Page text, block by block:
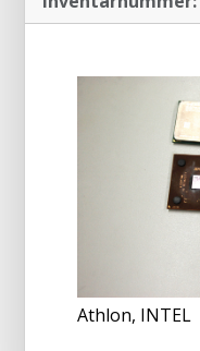
Athlon, INTEL